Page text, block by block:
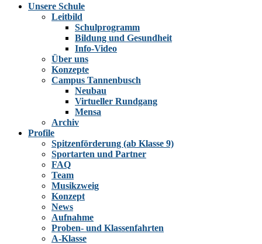
Unsere Schule
Leitbild
Schulprogramm
Bildung und Gesundheit
Info-Video
Über uns
Konzepte
Campus Tannenbusch
Neubau
Virtueller Rundgang
Mensa
Archiv
Profile
Spitzenförderung (ab Klasse 9)
Sportarten und Partner
FAQ
Team
Musikzweig
Konzept
News
Aufnahme
Proben- und Klassenfahrten
A-Klasse